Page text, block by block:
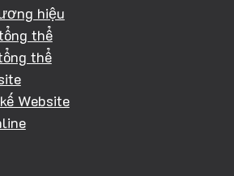
hiệu
thể
thể
Website